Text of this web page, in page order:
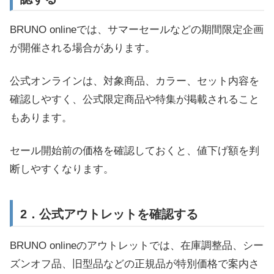
BRUNO onlineでは、サマーセールなどの期間限定企画
が開催される場合があります。
公式オンラインは、対象商品、カラー、セット内容を
確認しやすく、公式限定商品や特集が掲載されること
もあります。
セール開始前の価格を確認しておくと、値下げ額を判
断しやすくなります。
2．公式アウトレットを確認する
BRUNO onlineのアウトレットでは、在庫調整品、シー
ズンオフ品、旧型品などの正規品が特別価格で案内さ